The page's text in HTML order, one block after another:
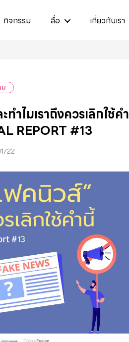
กิจกรรม สื่อ เกี่ยวกับเรา
ำไมเราถึงควรเลิกใช้คำ
REPORT #13
22